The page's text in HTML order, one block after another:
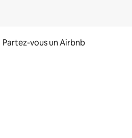
Partez-vous un Airbnb